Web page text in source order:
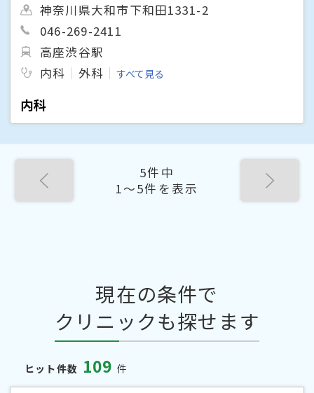
神奈川県大和市下和田1331-2
046-269-2411
高座渋谷駅
内科
外科 すべて見る
内科
5件中
1〜5件を表示
現在の条件で
クリニックも探せます
ヒット件数 109 件